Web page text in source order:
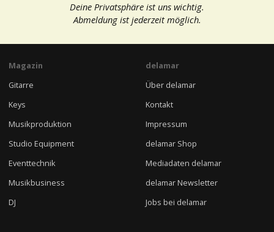
Deine Privatsphäre ist uns wichtig.
Abmeldung ist jederzeit möglich.
Magazin
Gitarre
Keys
Musikproduktion
Studio Equipment
Eventtechnik
Musikbusiness
DJ
delamar
Über delamar
Kontakt
Impressum
delamar Shop
Mediadaten delamar
delamar Newsletter
Jobs bei delamar